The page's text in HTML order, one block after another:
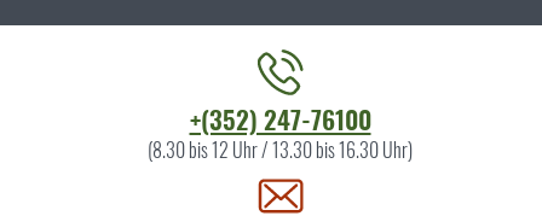
+(352) 247-76100
(8.30 bis 12 Uhr / 13.30 bis 16.30 Uhr)